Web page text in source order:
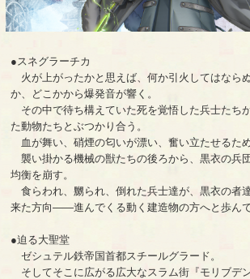
●スネグラーチカ
火が上がったかと思えば、何か引火してはなら
か、どこかから爆発音が響く。
その中で待ち構えていた死を覚悟した兵士たち
た動物たちとぶつかり合う。
血が舞い、硝煙の匂いが漂い、奮い立たせるた
襲い掛かる機械の獣たちの後ろから、黒衣の兵
均衡を崩す。
食らわれ、嬲られ、倒れた兵士達が、黒衣の者
来た方向――進んでくる動く建造物の方へと歩んで
●迫る大聖堂
ゼシュテル鉄帝国首都スチールグラード。
そしてそこに広がる広大なスラム街『モリブ